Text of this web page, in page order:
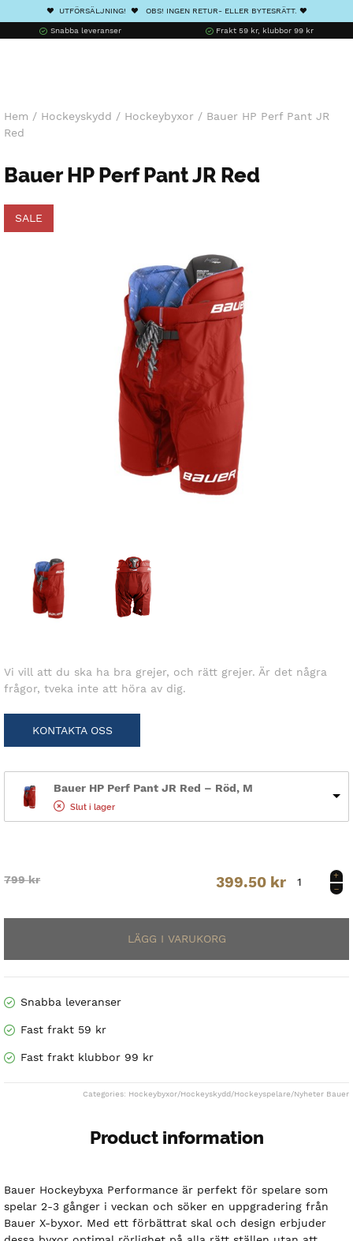
❤️ UTFÖRSÄLJNING! ❤️ OBS! INGEN RETUR- ELLER BYTESRÄTT. ❤️
Snabba leveranser Frakt 59 kr, klubbor 99 kr
Hem / Hockeyskydd / Hockeybyxor / Bauer HP Perf Pant JR
Red
Bauer HP Perf Pant JR Red
SALE
Vi vill att du ska ha bra grejer, och rätt grejer. Är det några
frågor, tveka inte att höra av dig.
KONTAKTA OSS
Bauer HP Perf Pant JR Red – Röd, M
Slut i lager
799kr
Original
was:
399.50 kr
Current
is:
HP
Snabba leveranser
Fast frakt 59 kr
Fast frakt klubbor 99 kr
Categories: Hockeybyxor/Hockeyskydd/Hockeyspelare/Nyheter Bauer
Product information
Bauer Hockeybyxa Performance är perfekt för spelare som
spelar 2-3 gånger i veckan och söker en uppgradering från
Bauer X-byxor. Med ett förbättrat skal och design erbjuder